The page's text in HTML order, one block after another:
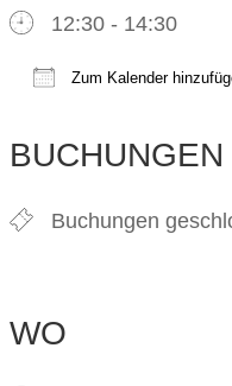
12:30 - 14:30
Zum Kalender
BUCHUNGEN
Buchungen
WO